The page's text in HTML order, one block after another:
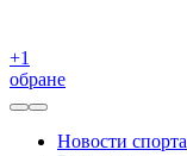
+1
обране
Новости спорта